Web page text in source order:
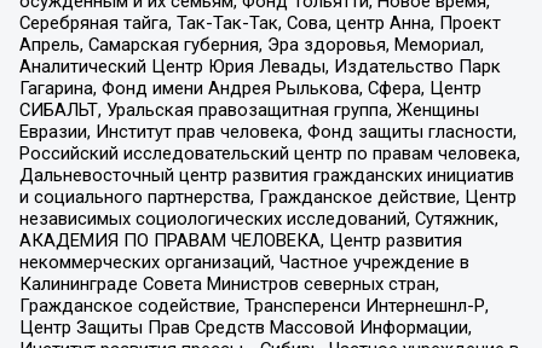
Серебряная тайга, Так-Так-Так, Сова, центр Анна, Проект
Апрель, Самарская губерния, Эра здоровья, Мемориал,
Аналитический Центр Юрия Левады, Издательство Парк
Гагарина, Фонд имени Андрея Рылькова, Сфера, Центр
СИБАЛЬТ, Уральская правозащитная группа, Женщины
Евразии, Институт прав человека, Фонд защиты гласности,
Российский исследовательский центр по правам человека,
Дальневосточный центр развития гражданских инициатив
и социального партнерства, Гражданское действие, Центр
независимых социологических исследований, Сутяжник,
АКАДЕМИЯ ПО ПРАВАМ ЧЕЛОВЕКА, Центр развития
некоммерческих организаций, Частное учреждение в
Калининграде Совета Министров северных стран,
Гражданское содействие, Трансперенси Интернешнл-Р,
Центр Защиты Прав Средств Массовой Информации,